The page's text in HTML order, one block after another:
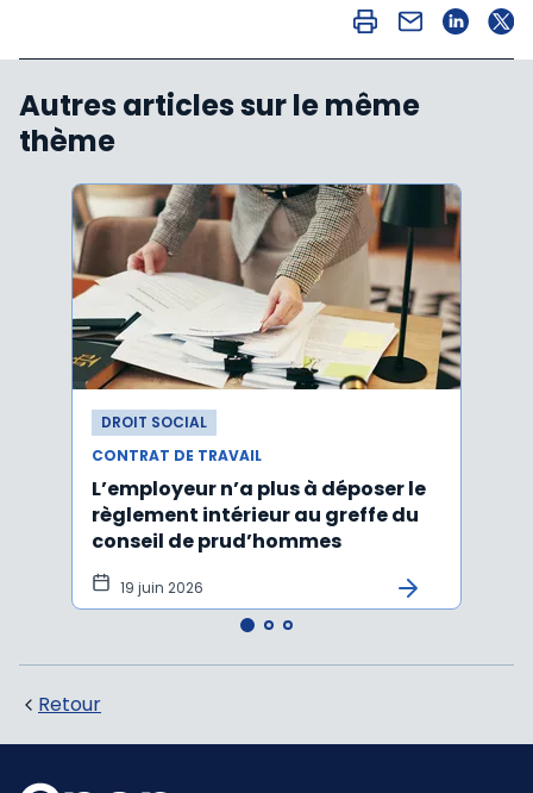
Autres articles sur le même
thème
DROIT SOCIAL
CONTRAT DE TRAVAIL
L’employeur n’a plus à déposer le
règlement intérieur au greffe du
conseil de prud’hommes
19 juin 2026
Retour